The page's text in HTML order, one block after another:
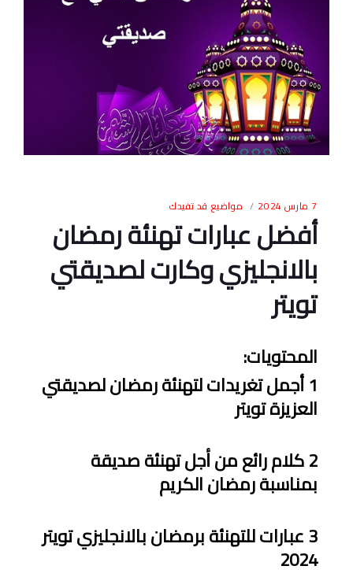
7 مارس 2024 مواضيع قد تفيدك
أفضل عبارات تهنئة رمضان
بالانجليزي وكارت لصديقتي
تويتر
المحتويات:
1أجمل تغريدات لتهنئة رمضان لصديقتي
العزيزة تويتر
2كلام رائعمنﺃجل تهنئةصديقة
بمناسبة رمضان الكريم
3عباراتللتهنئةبرمضانبالانجليزي تويتر
2024